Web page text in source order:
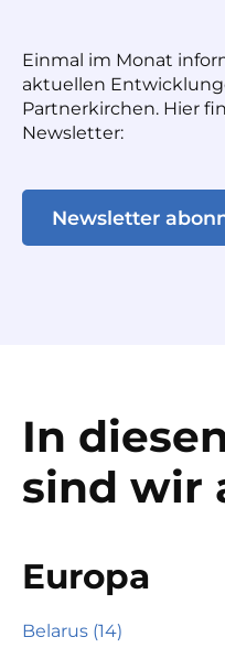
Einmal im Monat
aktuellen
Partnerkirchen. Hier
Newsletter:
Newsletter
In
sind wir
Europa
Belarus (14)